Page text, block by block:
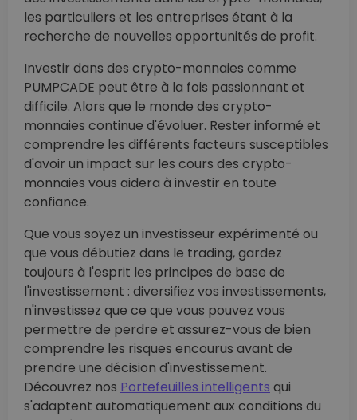
les particuliers et les entreprises étant à la
recherche de nouvelles opportunités de profit.
Investir dans des crypto-monnaies comme
PUMPCADE peut être à la fois passionnant et
difficile. Alors que le monde des crypto-
monnaies continue d'évoluer. Rester informé et
comprendre les différents facteurs susceptibles
d'avoir un impact sur les cours des crypto-
monnaies vous aidera à investir en toute
confiance.
Que vous soyez un investisseur expérimenté ou
que vous débutiez dans le trading, gardez
toujours à l'esprit les principes de base de
l'investissement : diversifiez vos investissements,
n'investissez que ce que vous pouvez vous
permettre de perdre et assurez-vous de bien
comprendre les risques encourus avant de
prendre une décision d'investissement.
Découvrez nos Portefeuilles intelligents qui
s'adaptent automatiquement aux conditions du